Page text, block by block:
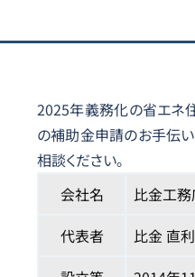
2025年義務化の省エネ
の補助金申請のお手伝い
相談ください。
会社名
比金工
代表者
比金 直利